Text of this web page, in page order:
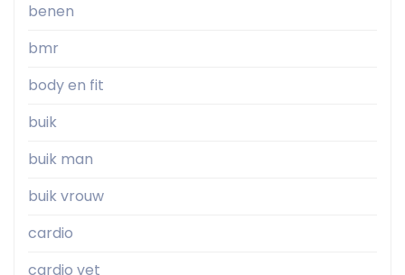
benen
bmr
body en fit
buik
buik man
buik vrouw
cardio
cardio vet